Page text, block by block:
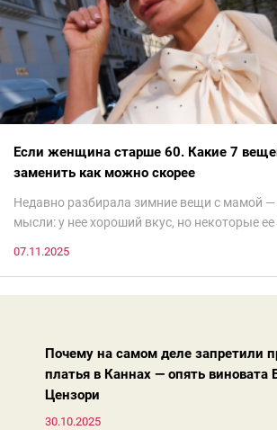
Если женщина старше 60. Какие 7
заменить как можно скорее
Недавно разбирала зимние вещи с мамой —
мысли: у нее хороший вкус, но некоторые
моды. Вовсе нет.Проблема в том, что сама
07.11.2025
Почему на самом деле запретили
платья в Каннах — опять виновата
Цензори
30.10.2025